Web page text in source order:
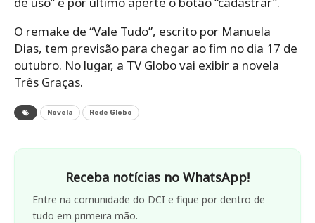
O remake de “Vale Tudo”, escrito por Manuela
Dias, tem previsão para chegar ao fim no dia 17 de
outubro. No lugar, a TV Globo vai exibir a novela
Três Graças.
Novela Rede Globo
Receba notícias no WhatsApp!
Entre na comunidade do DCI e fique por dentro de
tudo em primeira mão.